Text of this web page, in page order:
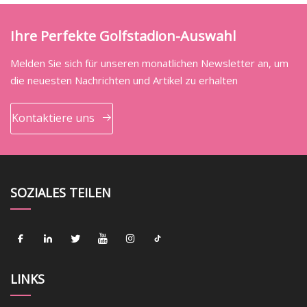
Ihre Perfekte Golfstadion-Auswahl
Melden Sie sich für unseren monatlichen Newsletter an, um
die neuesten Nachrichten und Artikel zu erhalten
Kontaktiere uns
SOZIALES TEILEN
LINKS